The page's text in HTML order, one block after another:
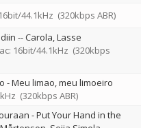
44.1kHz (320kbps ABR)
--Carola Lasse
16bit/44.1kHz (320kbps
- Meu limao, meu limoeiro
(320kbps ABR)
- Put Your Hand in the